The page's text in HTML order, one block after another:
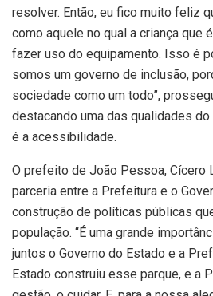
resolver. Então, eu fico muito feliz
como aquele no qual a criança que
fazer uso do equipamento. Isso é
somos um governo de inclusão,
sociedade como um todo”,
destacando uma das qualidades do
é a acessibilidade.
O prefeito de João Pessoa, Cícero
parceria entre a Prefeitura e o
construção de políticas públicas
população. “É uma grande
juntos o Governo do Estado e a
Estado construiu esse parque, e a